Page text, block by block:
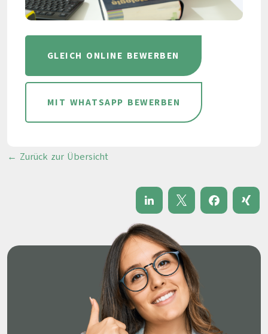
GLEICH ONLINE BEWERBEN
MIT WHATSAPP BEWERBEN
← Zurück zur Übersicht